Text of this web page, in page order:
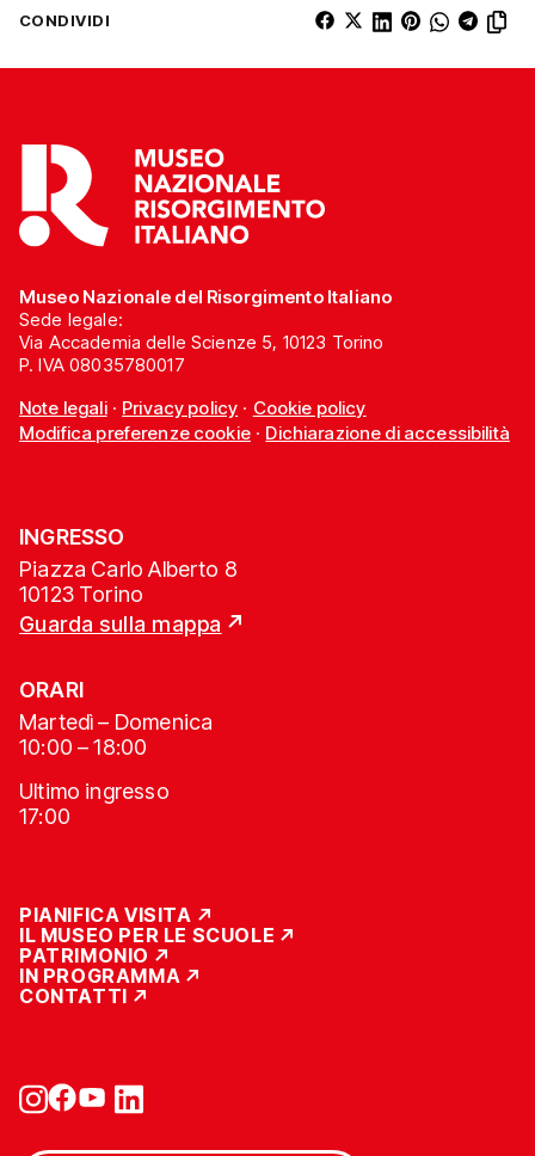
CONDIVIDI
Museo Nazionale del Risorgimento Italiano
Sede legale:
Via Accademia delle Scienze 5, 10123 Torino
P. IVA 08035780017
Note legali· Privacy policy · Cookie policy
Modifica preferenze cookie· Dichiarazione di accessibilità
INGRESSO
Piazza Carlo Alberto 8
10123 Torino
Guarda sulla mappa
ORARI
Martedì – Domenica
10:00 – 18:00
Ultimo ingresso
17:00
PIANIFICA VISITA
IL MUSEO PER LE SCUOLE
PATRIMONIO
IN PROGRAMMA
CONTATTI